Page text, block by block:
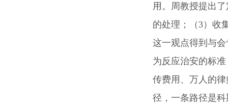
用。周教授提出
的处理；（3）收
这一观点得到与
为反应治安的标
传费用、万人的
径，一条路径是